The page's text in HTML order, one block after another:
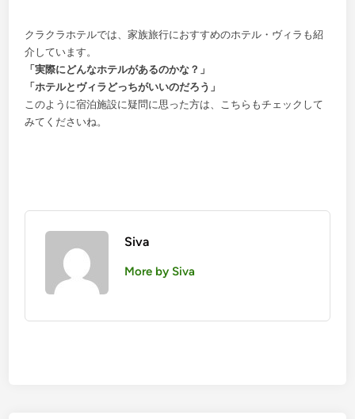
クラクラホテルでは、家族旅行におすすめのホテル・ヴィラも紹
介しています。
「実際にどんなホテルがあるのかな？」
「ホテルとヴィラどっちがいいのだろう」
このように宿泊施設に疑問に思った方は、こちらもチェックして
みてくださいね。
Siva
More by Siva